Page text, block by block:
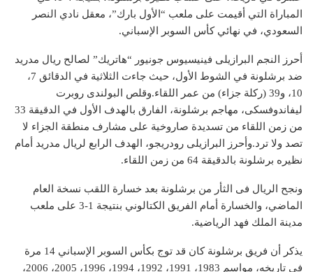
المباراة التي أقيمت على ملعب “الأول بارك”، معقل نادي النصر
السعودي، في نهائي كأس السوبر الإسباني.
أحرز النجم البرازيلى فينيسيوس جونيور “هاتريك” لصالح ريال مدريد
ضد برشلونة في الشوط الأول، حيث جاءت الثلاثية في الدقائق 7،
10، و39 (ركلة جزاء) من عمر اللقاء.وقلص البولندى روبرت
ليفاندوفسكى، مهاجم برشلونة، الفارق بالهدف الأول في الدقيقة 33
من زمن اللقاء من تسديدة صاروخية على مشارف منطقة الجزاء لا
تصد ولا ترد.وأحرز البرازيلى رودريجو، الهدف الرابع لريال مدريد أمام
نظيره برشلونة بالدقيقة 64 من زمن اللقاء.
ونجح الريال فى الثأر من برشلونة بعد خسارة اللقب نسخة العام
الماضي، والخسارة أمام الفريق الكتالوني بنتيجة 1-3 على ملعب
مدينة الملك فهد الرياضية.
يذكر أن فريق برشلونة كان قد توج بكأس السوبر الإسباني 14 مرة
في تاريخه، مواسم 1983، 1991، 1992، 1994، 1996، 2005، 2006،